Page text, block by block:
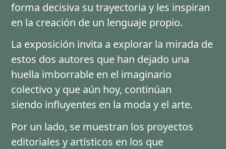
forma decisiva su trayectoria y les inspiran
en la creación de un lenguaje propio.
La exposición invita a explorar la mirada de
estos dos autores que han dejado una
huella imborrable en el imaginario
colectivo y que aún hoy, continúan
siendo influyentes en la moda y el arte.
Por un lado, se muestran los proyectos
editoriales y artísticos en los que